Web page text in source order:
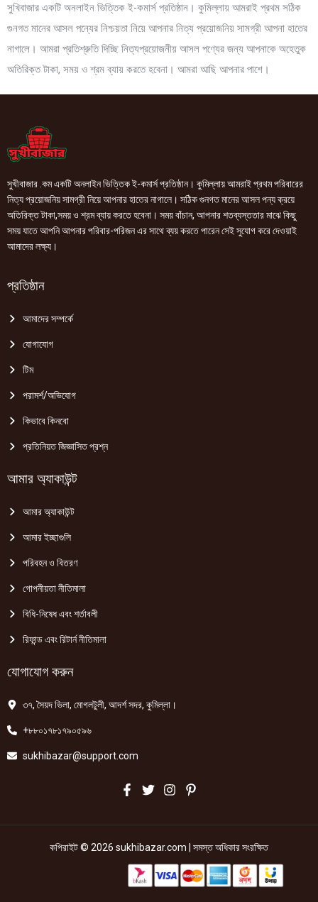
সুখিবাজার একটি অনলাইন ভিত্তিক ই-কমার্স প্রতিষ্ঠান। কুমিল্লায় আমরাই প্রথম সঠিক
গুনগত মানের আসল পন্যের নিশ্চয়তা নিয়ে আপনার নিত্য প্রয়োজনিয় সামগ্রী আপনা হাতের
নাগালে। আমরা প্রতিশ্রুতি দিচ্ছি নিত্যপ্রয়োজনীয় আসল পণ্যের জন্য আপনাকে অহেতুক
অতিরিক্ত টাকা, সময় ও শ্রম ব্যায় করতে হবেনা। আমরা আছি আপনার পাশে।
সুখীবাজার .কম একটি অনলাইন ভিত্তিক ই-কমার্স প্রতিষ্ঠান। কুমিল্লায় আমরাই প্রথম পরিবারের
নিত্য প্রয়োজনিয় সামগ্রী নিয়ে আপনার হাতের নাগালে। সঠিক গুনগত মানের আসল পন্য ক্রয়ে
অতিরিক্ত টাকা,সময় ও শ্রম ব্যায় করতে হবেনা। সময় বাঁচান, আপনার শতব্যস্ততার মাঝে কিছু
সময় যাতে আপনি আপনার পরিবার-পরিজন এর সাথে ব্যয় করতে পারেন সেই সুযোগ করে দেওয়াই
আমাদের লক্ষ্য।
প্রতিষ্ঠান
আমাদের সম্পর্কে
যোগাযোগ
টিম
পরামর্শ/অভিযোগ
কিভাবে কিনবো
প্রতিনিয়ত জিজ্ঞাসিত প্রশ্ন
আমার অ্যাকাউন্ট
আমার অ্যাকাউন্ট
আমার ইচ্ছাগুলি
পরিবহন ও বিতরণ
গোপনীয়তা নীতিমালা
বিধি-নিষেধ এবং শর্তাবলী
রিফান্ড এবং রিটার্ন নীতিমালা
যোগাযোগ করুন
৩৭, সৈয়দ ভিলা, মোগলটুলী, আদর্শ সদর, কুমিল্লা।
+৮৮০১৭৮১৭৯০৫৯৬
sukhibazar@support.com
কপিরাইট © 2026 sukhibazar.com | সমস্ত অধিকার সংরক্ষিত